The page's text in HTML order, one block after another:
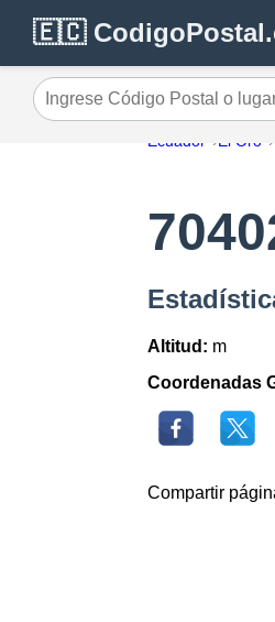
🇪🇨
Ingrese Código Postal o lugar
Ecuador El Oro
Altitud: m
Coordenadas
Compartir